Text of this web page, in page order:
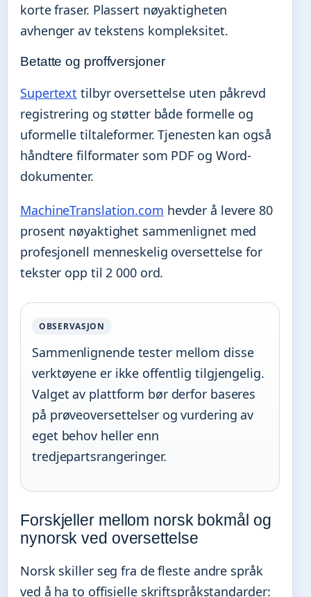
korte fraser. Plassert nøyaktigheten
avhenger av tekstens kompleksitet.
Betatte og proffversjoner
Supertext tilbyr oversettelse uten påkrevd
registrering og støtter både formelle og
uformelle tiltaleformer. Tjenesten kan også
håndtere filformater som PDF og Word-
dokumenter.
MachineTranslation.com hevder å levere 80
prosent nøyaktighet sammenlignet med
profesjonell menneskelig oversettelse for
tekster opp til 2 000 ord.
OBSERVASJON
Sammenlignende tester mellom disse
verktøyene er ikke offentlig tilgjengelig.
Valget av plattform bør derfor baseres
på prøveoversettelser og vurdering av
eget behov heller enn
tredjepartsrangeringer.
Forskjeller mellom norsk bokmål og
nynorsk ved oversettelse
Norsk skiller seg fra de fleste andre språk
ved å ha to offisielle skriftspråkstandarder: